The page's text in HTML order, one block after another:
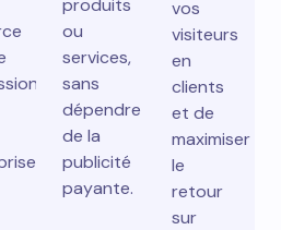
produits
ou
services,
sans
dépendre
de la
publicité
payante.
vos
visiteurs
en
clients
et de
maximiser
le
retour
sur